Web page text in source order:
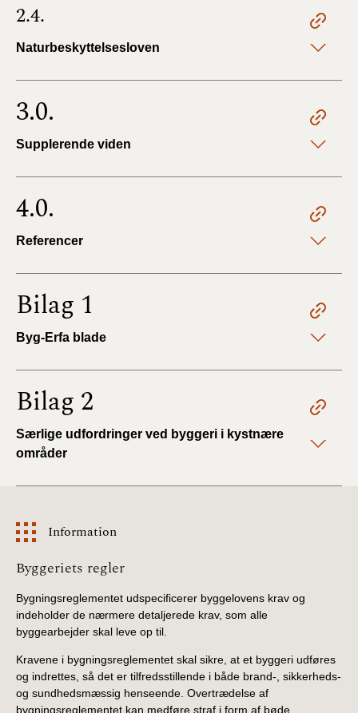
2.4.
Naturbeskyttelsesloven
3.0.
Supplerende viden
4.0.
Referencer
Bilag 1
Byg-Erfa blade
Bilag 2
Særlige udfordringer ved byggeri i kystnære
områder
Information
Information
Byggeriets regler
Bygningsreglementet udspecificerer byggelovens krav og
indeholder de nærmere detaljerede krav, som alle
byggearbejder skal leve op til.
Kravene i bygningsreglementet skal sikre, at et byggeri udføres
og indrettes, så det er tilfredsstillende i både brand-, sikkerheds-
og sundhedsmæssig henseende. Overtrædelse af
bygningsreglementet kan medføre straf i form af bøde.